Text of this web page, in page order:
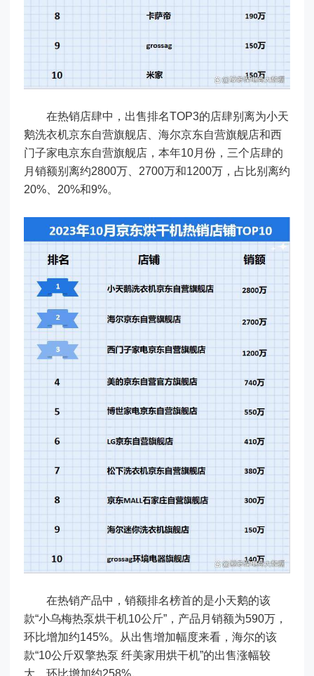
在热销店肆中，出售排名TOP3的店肆别离为小天
鹅洗衣机京东自营旗舰店、海尔京东自营旗舰店和西
门子家电京东自营旗舰店，本年10月份，三个店肆的
月销额别离约2800万、2700万和1200万，占比别离约
20%、20%和9%。
在热销产品中，销额排名榜首的是小天鹅的该
款“小乌梅热泵烘干机10公斤”，产品月销额为590万，
环比增加约145%。从出售增加幅度来看，海尔的该
款“10公斤双擎热泵 纤美家用烘干机”的出售涨幅较